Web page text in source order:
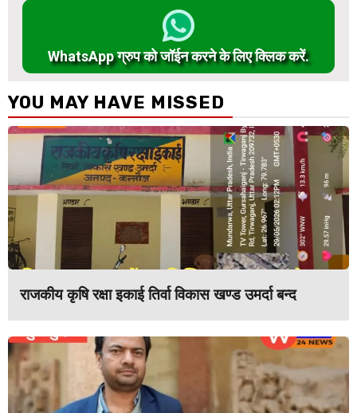
WhatsApp ग्रुप को जॉईन करने के लिए क्लिक करें.
YOU MAY HAVE MISSED
राजकीय कृषि रक्षा इकाई तिर्वा विकास खण्ड उमर्दा बन्द